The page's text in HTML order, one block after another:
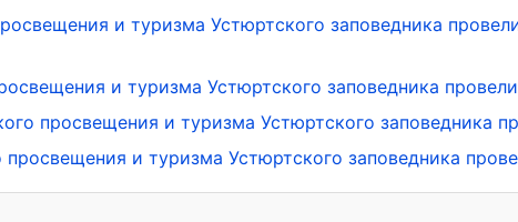
и туризма Устюртского заповедника
и туризма Устюртского заповедника
просвещения и туризма Устюртского заповедника
и туризма Устюртского заповедника